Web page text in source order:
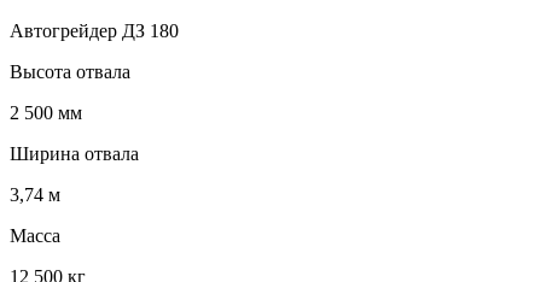
Автогрейдер ДЗ 180
Высота отвала
2 500 мм
Ширина отвала
3,74 м
Масса
12 500 кг